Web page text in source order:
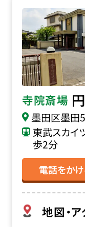
寺院斎場
墨田区墨田
東武スカイ
歩2分
電話をか
地図・